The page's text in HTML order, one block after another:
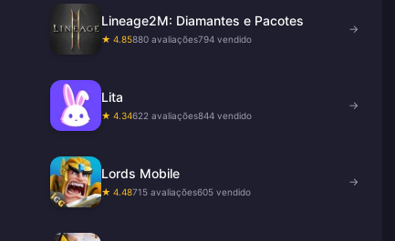
Lineage2M: Diamantes e Pacotes
★ 4.85880 avaliações794 vendido
→
Lita
★ 4.34622 avaliações844 vendido
→
Lords Mobile
★ 4.48715 avaliações605 vendido
→